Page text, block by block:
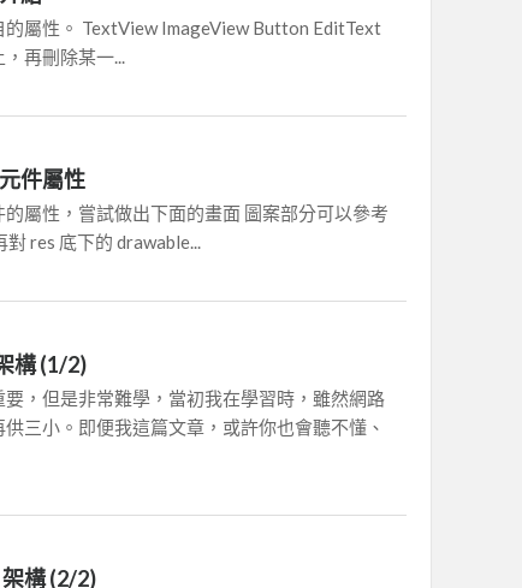
屬性。 TextView ImageView Button EditText
再刪除某一...
件屬性
屬性，嘗試做出下面的畫面 圖案部分可以參考
res 底下的 drawable...
構 (1/2)
，但是非常難學，當初我在學習時，雖然網路
三小。即便我這篇文章，或許你也會聽不懂、
構 (2/2)